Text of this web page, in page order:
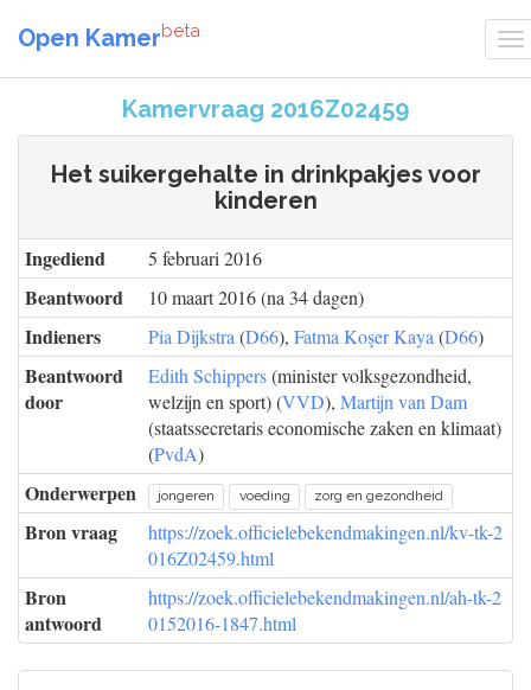
Open Kamerbeta
Kamervraag 2016Z02459
Het suikergehalte in drinkpakjes voor
kinderen
Ingediend 5 februari 2016
Beantwoord 10 maart 2016 (na 34 dagen)
Indieners Pia Dijkstra (D66), Fatma Koşer Kaya (D66)
Beantwoord
door
Edith Schippers(minister volksgezondheid,
welzijn en sport) (VVD), Martijn van Dam
(staatssecretaris economische zaken en klimaat)
(PvdA)
Onderwerpen jongeren voeding zorg en gezondheid
Bron vraag
https://zoek.officielebekendmakingen.nl/kv-tk-2
016Z02459.html
Bron
antwoord
https://zoek.officielebekendmakingen.nl/ah-tk-2
0152016-1847.html